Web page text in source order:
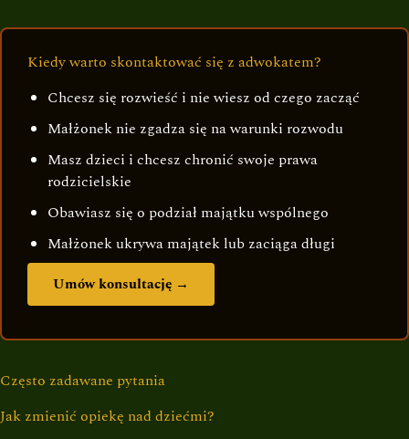
Kiedy warto skontaktować się z adwokatem?
Chcesz się rozwieść i nie wiesz od czego zacząć
Małżonek nie zgadza się na warunki rozwodu
Masz dzieci i chcesz chronić swoje prawa
rodzicielskie
Obawiasz się o podział majątku wspólnego
Małżonek ukrywa majątek lub zaciąga długi
Umów konsultację →
Często zadawane pytania
Jak zmienić opiekę nad dziećmi?